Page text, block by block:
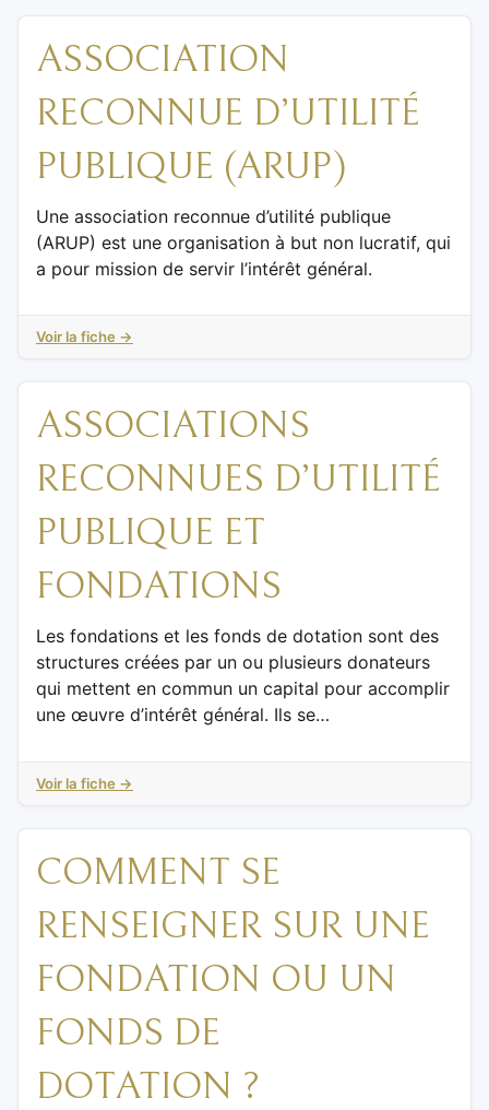
ASSOCIATION
RECONNUE D’UTILITÉ
PUBLIQUE (ARUP)
Une association reconnue d’utilité publique
(ARUP) est une organisation à but non lucratif, qui
a pour mission de servir l’intérêt général.
Voir la fiche →
ASSOCIATIONS
RECONNUES D’UTILITÉ
PUBLIQUE ET
FONDATIONS
Les fondations et les fonds de dotation sont des
structures créées par un ou plusieurs donateurs
qui mettent en commun un capital pour accomplir
une œuvre d’intérêt général. Ils se…
Voir la fiche →
COMMENT SE
RENSEIGNER SUR UNE
FONDATION OU UN
FONDS DE
DOTATION ?